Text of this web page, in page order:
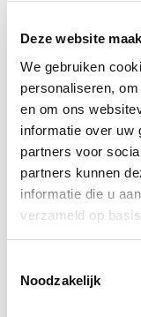
Deze website
We gebruiken
personaliseren,
en om ons
informatie over uw
partners voor
partners kunnen
informatie die u
verzameld op
Noodzakelijk
F42EDX-10-06S
Info